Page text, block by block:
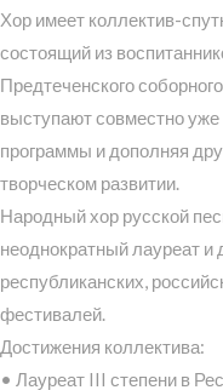
Хор имеет коллектив-
состоящий из
Предтеченского
выступают совместно
программы и дополняя
творческом развитии.
Народный хор русской
неоднократный лауреат
республиканских,
фестивалей.
Достижения коллектива:
• Лауреат III степени в